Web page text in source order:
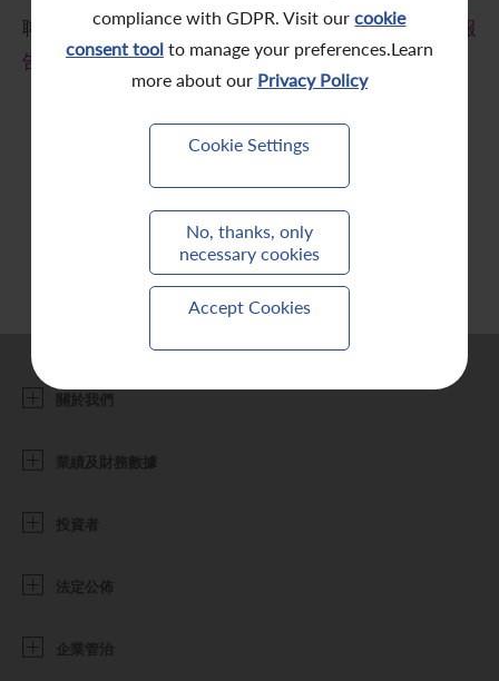
compliance with GDPR. Visit ourcookie
consent toolto manage your preferences.Learn
more about our Privacy Policy
Cookie Settings
No, thanks, only
necessary cookies
Accept Cookies
有用連結
公告 (補發已遺失的股份證明書)
附屬公司董事名單
聯想的企業管治常規詳情已載列於2025/26企業管治報
告
內。
關於我們
業績及財務數據
投資者
法定公佈
企業管治